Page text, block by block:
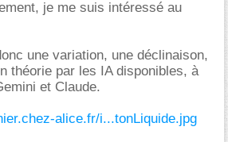
je me suis intéressé au
une variation, une déclinaison,
théorie par les IA disponibles, à
et Claude.
alice.fr/i...tonLiquide.jpg